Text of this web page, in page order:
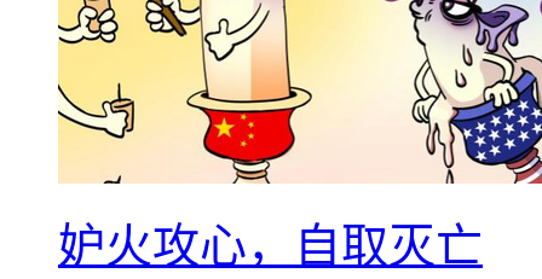
妒火攻心，自取灭亡